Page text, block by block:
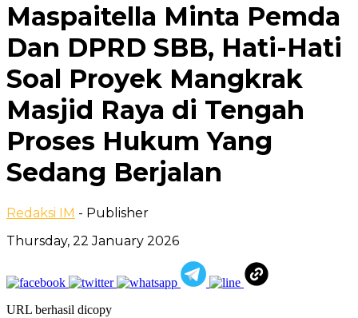
Maspaitella Minta Pemda
Dan DPRD SBB, Hati-Hati
Soal Proyek Mangkrak
Masjid Raya di Tengah
Proses Hukum Yang
Sedang Berjalan
Redaksi IM - Publisher
Thursday, 22 January 2026
URL berhasil dicopy